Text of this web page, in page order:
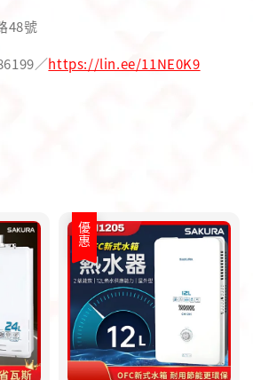
48號
／https://lin.ee/11NE0K9
優惠